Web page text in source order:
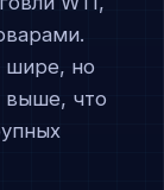
шире, но
выше, что